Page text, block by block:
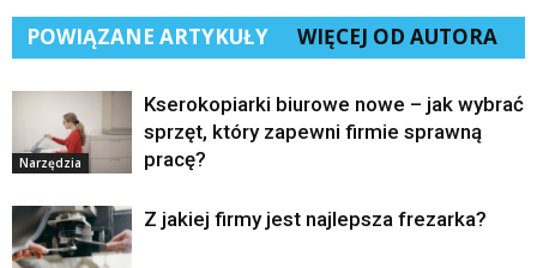
POWIĄZANE ARTYKUŁY WIĘCEJ OD AUTORA
Narzędzia
Kserokopiarki biurowe nowe – jak wybrać
sprzęt, który zapewni firmie sprawną
pracę?
Z jakiej firmy jest najlepsza frezarka?